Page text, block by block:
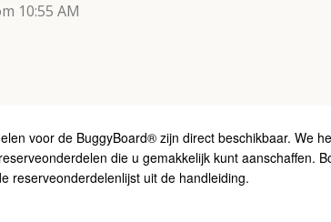
10:55 AM
voor de BuggyBoard® zijn direct beschikbaar. We
die u gemakkelijk kunt aanschaffen.
reserveonderdelenlijst uit de handleiding.